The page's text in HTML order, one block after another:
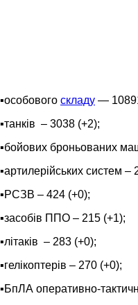
▪️особового складу —
▪️танків ‒ 3038 (+2);
▪️бойових броньованих
▪️артилерійських систем –
▪️РСЗВ – 424 (+0);
▪️засобів ППО ‒ 215 (+1);
▪️літаків – 283 (+0);
▪️гелікоптерів – 270 (+0);
▪️БпЛА оперативно-